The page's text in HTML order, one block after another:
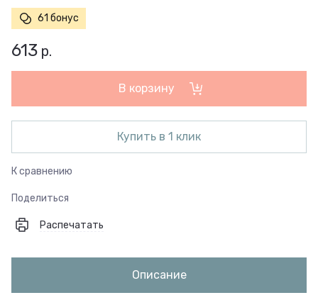
61 бонус
613 р.
В корзину
Купить в 1 клик
К сравнению
Поделиться
Распечатать
Описание